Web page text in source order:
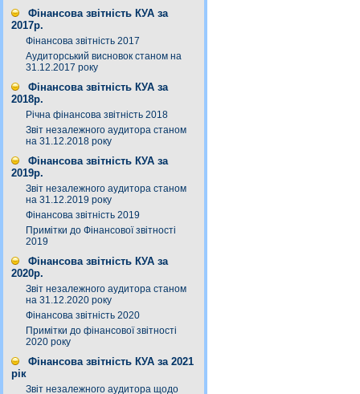
Фінансова звітність КУА за
2017р.
Фінансова звітність 2017
Аудиторський висновок станом на
31.12.2017 року
Фінансова звітність КУА за
2018р.
Річна фінансова звітність 2018
Звіт незалежного аудитора станом
на 31.12.2018 року
Фінансова звітність КУА за
2019р.
Звіт незалежного аудитора станом
на 31.12.2019 року
Фінансова звітність 2019
Примітки до Фінансової звітності
2019
Фінансова звітність КУА за
2020р.
Звіт незалежного аудитора станом
на 31.12.2020 року
Фінансова звітність 2020
Примітки до фінансової звітності
2020 року
Фінансова звітність КУА за 2021
рік
Звіт незалежного аудитора щодо